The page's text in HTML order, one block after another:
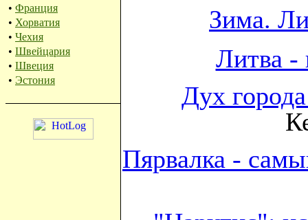
• Франция
• Хорватия
• Чехия
• Швейцария
• Швеция
• Эстония
Зима.
Литва -
Дух
Пярвалка -